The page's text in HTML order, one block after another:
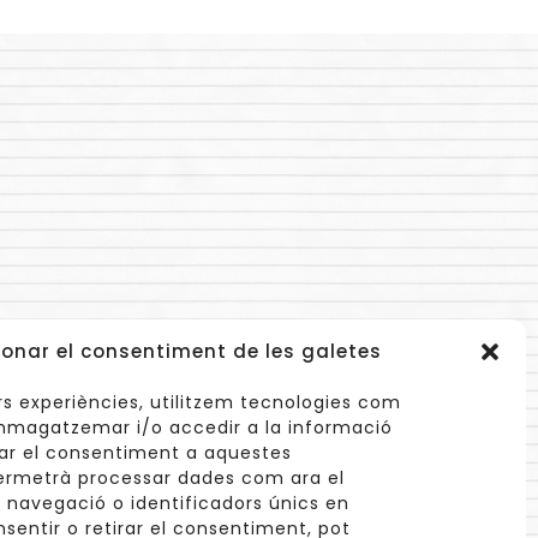
el consentiment de les galetes
experiències, utilitzem tecnologies com
i/o accedir a la informació
el consentiment a aquestes
processar dades com ara el
o identificadors únics en
o retirar el consentiment, pot
info@cuinetes.shop